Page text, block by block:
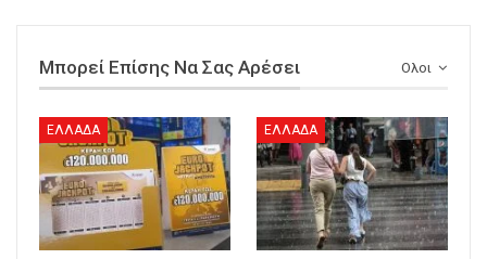
Ολοι
Μπορεί Επίσης Να Σας Αρέσει
ΕΛΛΑΔΑ ΕΛΛΑΔΑ